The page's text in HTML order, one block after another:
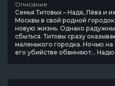
Описание
Семья Титовых – Надя, Лёва и
Москвы в свой родной
новую жизнь. Однако
сбыться. Титовы сразу
маленького городка. Ночью
его убийстве обвиняют… Надю.